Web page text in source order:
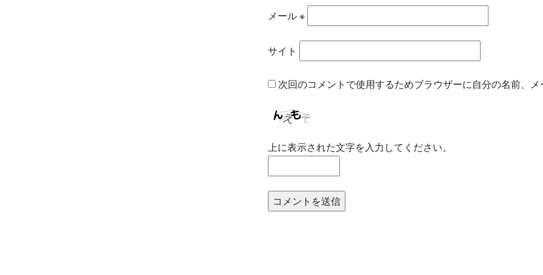
メール※
サイト
次回のコメントで使用するためブラウザーに自分の名前、
上に表示された文字を入力してください。